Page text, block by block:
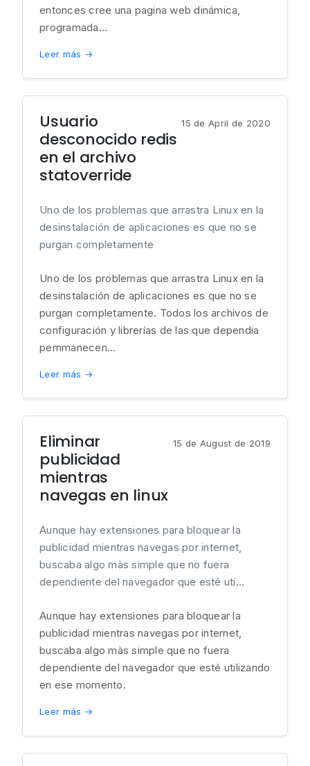
entonces cree una pagina web dinámica,
programada...
Leer más →
Usuario
desconocido redis
en el archivo
statoverride
15 de April de 2020
Uno de los problemas que arrastra Linux en la
desinstalación de aplicaciones es que no se
purgan completamente
Uno de los problemas que arrastra Linux en la
desinstalación de aplicaciones es que no se
purgan completamente. Todos los archivos de
configuración y librerías de las que dependia
pernmanecen...
Leer más →
Eliminar
publicidad
mientras
navegas en linux
15 de August de 2019
Aunque hay extensiones para bloquear la
publicidad mientras navegas por internet,
buscaba algo màs simple que no fuera
dependiente del navegador que esté uti...
Aunque hay extensiones para bloquear la
publicidad mientras navegas por internet,
buscaba algo màs simple que no fuera
dependiente del navegador que esté utilizando
en ese momento.
Leer más →